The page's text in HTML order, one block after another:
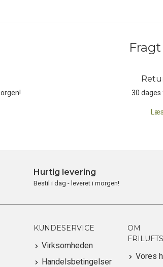
og testet i nærheden af New Hampshires White
og Perry og er selv ret stolte af deres lille,
30
Hurtig levering
Bestil i dag - leveret i morgen!
KUNDESERVICE
Virksomheden
Handelsbetingelser
OM
Vores